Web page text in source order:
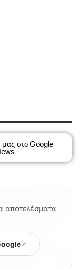
μας στο Google
αποτελέσματα